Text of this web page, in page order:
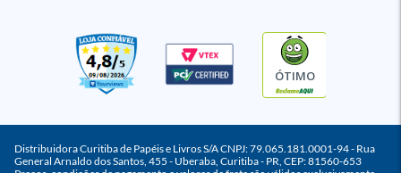
ÓTIMO
Distribuidora Curitiba de Papéis e Livros S/A CNPJ: 79.065.181.0001-94 - Rua
General Arnaldo dos Santos, 455 - Uberaba, Curitiba - PR, CEP: 81560-653